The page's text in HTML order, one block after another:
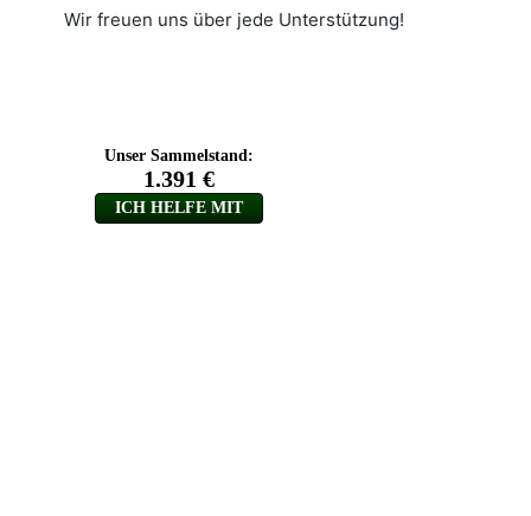
Wir freuen uns über jede Unterstützung!